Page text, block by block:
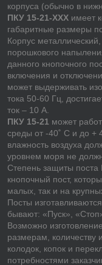
корпуса (обычно в
ПКУ 15-21-ХХХ имеет
габаритные размеры
Корпус
порошкового
данного кнопочного
включения и
может выдерживать
тока 50-60 Гц,
ток – 10 А.
ПКУ 15-21 может
среды от -40˚ С и до +
влажность воздуха
уровнем моря не
Степень защиты
кнопочный пост,
малых, так и на
Посты
бывают: «Пуск»,
Возможно
размерам, количеству
колодок, копок и
потребностями